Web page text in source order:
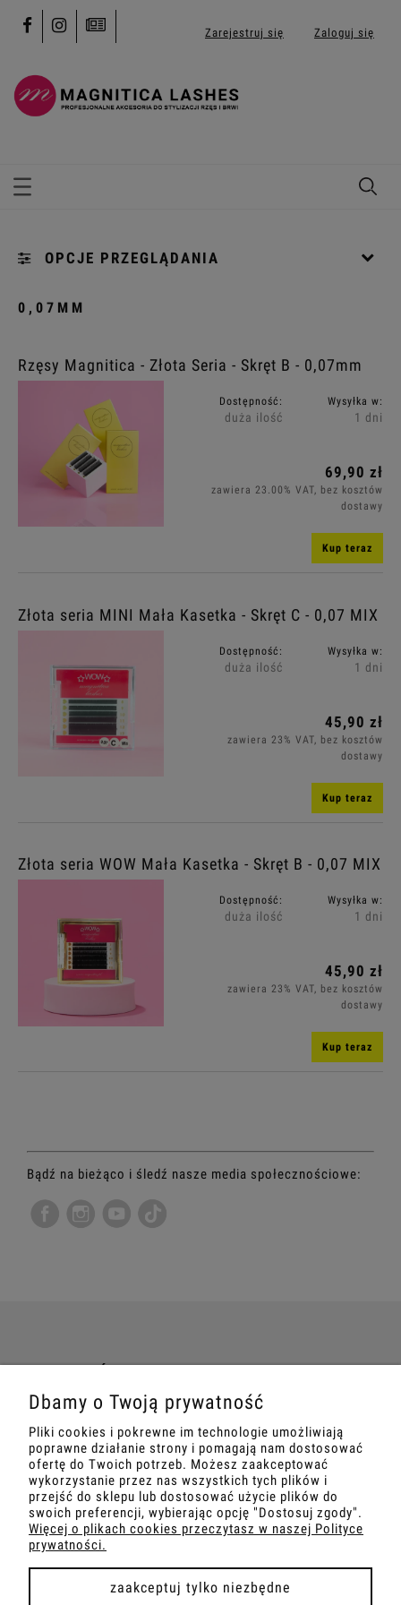
Zarejestruj się Zaloguj się
OPCJE PRZEGLĄDANIA
Kategorie: [...]
Profil: (wybierz)
Grubość: (wybierz)
Długość: (wybierz)
0,07MM
Rzęsy Magnitica - Złota Seria - Skręt B - 0,07mm
Dostępność:
duża ilość
Wysyłka w:
1 dni
69,90 zł
zawiera 23.00% VAT, bez kosztów
dostawy
Kup teraz
Złota seria MINI Mała Kasetka - Skręt C - 0,07 MIX
Dostępność:
duża ilość
Wysyłka w:
1 dni
45,90 zł
zawiera 23% VAT, bez kosztów
dostawy
Kup teraz
Złota seria WOW Mała Kasetka - Skręt B - 0,07 MIX
Dostępność:
duża ilość
Wysyłka w:
1 dni
45,90 zł
zawiera 23% VAT, bez kosztów
dostawy
Kup teraz
Bądź na bieżąco i śledź nasze media społecznościowe:
TWOJE ZAMÓWIENIE
INFORMACJE
MARKETING
SZKOLENIA
pokaż pełną wersję strony
Dbamy o Twoją prywatność
Pliki cookies i pokrewne im technologie umożliwiają
poprawne działanie strony i pomagają nam dostosować
ofertę do Twoich potrzeb. Możesz zaakceptować
wykorzystanie przez nas wszystkich tych plików i
przejść do sklepu lub dostosować użycie plików do
swoich preferencji, wybierając opcję "Dostosuj zgody".
Więcej o plikach cookies przeczytasz w naszej Polityce
prywatności.
zaakceptuj tylko niezbędne